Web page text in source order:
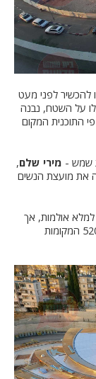
מ"ר, אותו החלו להכשיר לפני מעט
על השטח, נבנה
על פי התוכנית המקום
שמש - מירי שלם,
את מועצת הנשים
אולמות, אך
נקוה שהקורונה תחלוף במהרה, אז יגלו שהאולם עם 520 המקומות